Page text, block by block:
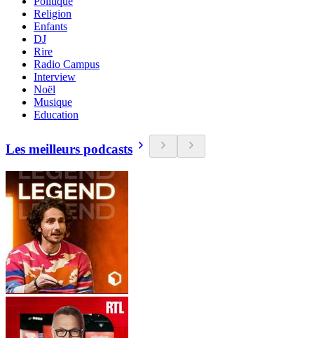
Religion
Enfants
DJ
Rire
Radio Campus
Interview
Noël
Musique
Education
Les meilleurs podcasts